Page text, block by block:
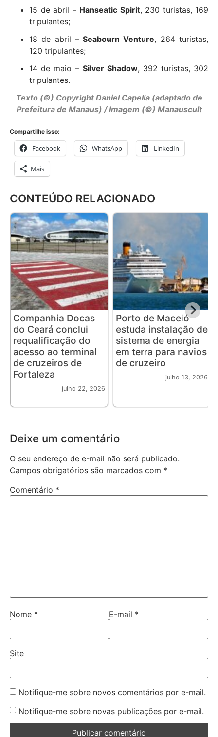
15 de abril – Hanseatic Spirit, 230 turistas, 169
tripulantes;
18 de abril –Seabourn Venture, 264 turistas,
120 tripulantes;
14 de maio – Silver Shadow, 392 turistas, 302
tripulantes.
Texto (©) Copyright Daniel Capella (adaptado de
Prefeitura de Manaus) / Imagem (©) Manauscult
Compartilhe isso:
Facebook WhatsApp LinkedIn
Mais
CONTEÚDO RELACIONADO
Companhia Docas
do Ceará conclui
requalificação do
acesso ao terminal
de cruzeiros de
Fortaleza
julho 22, 2026
Porto de Maceió
estuda instalação de
sistema de energia
em terra para navios
de cruzeiro
julho 13, 2026
Deixe um comentário
O seu endereço de e-mail não será publicado.
Campos obrigatórios são marcados com *
Comentário *
Nome * E-mail *
Site
Notifique-me sobre novos comentários por e-mail.
Notifique-me sobre novas publicações por e-mail.